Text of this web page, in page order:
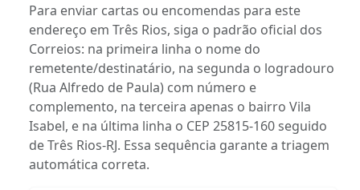
Para enviar cartas ou encomendas para este
endereço em Três Rios, siga o padrão oficial dos
Correios: na primeira linha o nome do
remetente/destinatário, na segunda o logradouro
(Rua Alfredo de Paula) com número e
complemento, na terceira apenas o bairro Vila
Isabel, e na última linha o CEP 25815-160 seguido
de Três Rios-RJ. Essa sequência garante a triagem
automática correta.